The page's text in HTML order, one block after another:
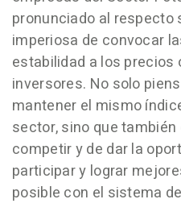
pronunciado al respecto
imperiosa de convocar
estabilidad a los precios
inversores. No solo
mantener el mismo
sector, sino que
competir y de dar la
participar y lograr
posible con el sistema